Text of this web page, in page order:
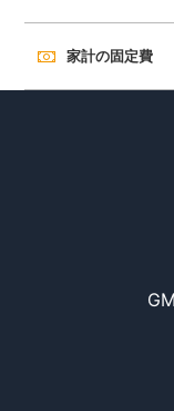
家計の固定費